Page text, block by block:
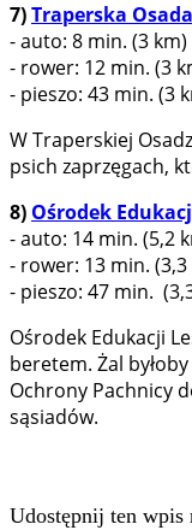
7)Traperska Osada
- auto: 8 min. (3 km)
- rower: 12 min. (3
- pieszo: 43 min. (3
W Traperskiej
psich zaprzęgach,
8) Ośrodek
- auto: 14 min. (5,2
- rower: 13 min. (3,3
- pieszo: 47 min.
Ośrodek Edukacji
beretem. Żal
Ochrony Pachnicy
sąsiadów.
Udostępnij ten wpis